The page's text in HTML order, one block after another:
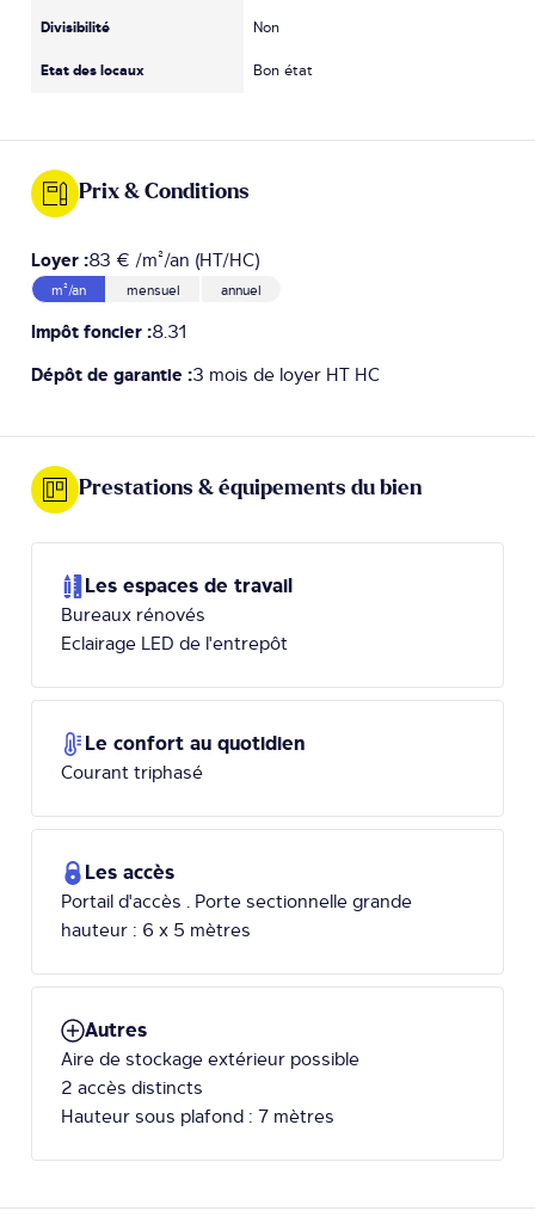
Divisibilité
Etat des locaux
Non
Bon état
Prix & Conditions
Loyer :83 € /m²/an (HT/HC)
m²/an mensuel annuel
Impôt foncier :8.31
Dépôt de garantie :3 mois de loyer HT HC
Prestations & équipements du bien
Les espaces de travail
Bureaux rénovés
Eclairage LED de l'entrepôt
Le confort au quotidien
Courant triphasé
Les accès
Portail d'accès . Porte sectionnelle grande
hauteur : 6 x 5 mètres
Autres
Aire de stockage extérieur possible
2 accès distincts
Hauteur sous plafond : 7 mètres